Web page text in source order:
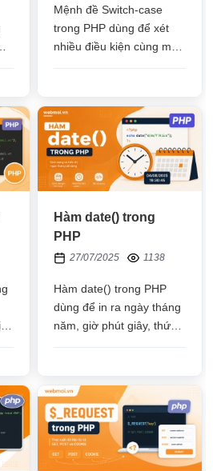
Mệnh đề Switch-case
trong PHP dùng để xét
nhiều điều kiện cùng một
Hàm date() trong
PHP
27/07/2025 1138
Hàm date() trong PHP
dùng để in ra ngày tháng
năm, giờ phút giây, thứ